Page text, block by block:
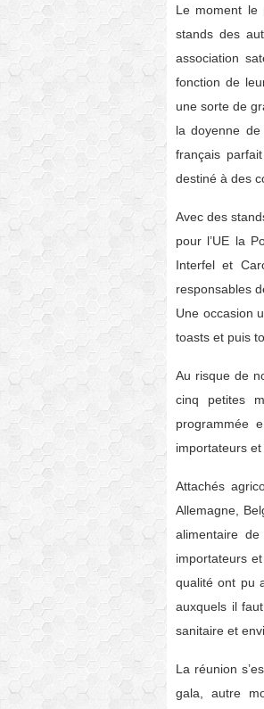
Le moment le
stands des
association
fonction de
une sorte de
la doyenne
français
destiné à des
Avec des
pour l’UE la
Interfel et
responsables
Une occasion
toasts et puis
Au risque de
cinq petites
programmée
importateurs
Attachés
Allemagne,
alimentaire
importateurs
qualité ont pu
auxquels il
sanitaire et
La réunion
gala, autre